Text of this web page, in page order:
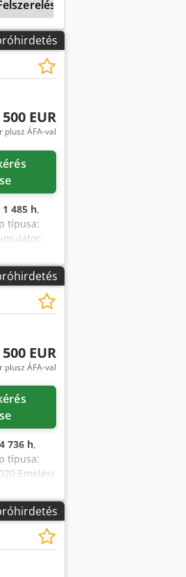
Kérjen több képet
EUR
plusz ÁFA-val
1 485 h,
típusa:
GmbH
EUR
plusz ÁFA-val
4 736 h,
típusa:
Emelési